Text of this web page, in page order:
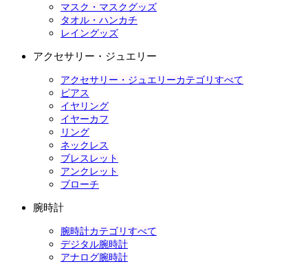
マスク・マスクグッズ
タオル・ハンカチ
レイングッズ
アクセサリー・ジュエリー
アクセサリー・ジュエリーカテゴリすべて
ピアス
イヤリング
イヤーカフ
リング
ネックレス
ブレスレット
アンクレット
ブローチ
腕時計
腕時計カテゴリすべて
デジタル腕時計
アナログ腕時計